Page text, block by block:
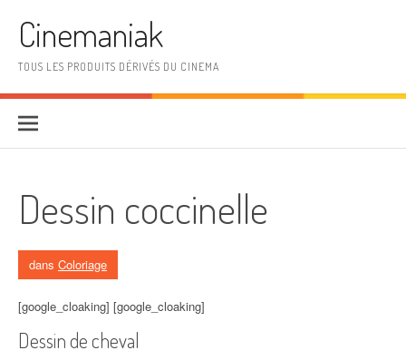
Cinemaniak
TOUS LES PRODUITS DÉRIVÉS DU CINEMA
Dessin coccinelle
dans Coloriage
[google_cloaking] [google_cloaking]
Dessin de cheval